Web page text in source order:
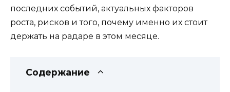
последних событий, актуальных факторов
роста, рисков и того, почему именно их стоит
держать на радаре в этом месяце.
Содержание